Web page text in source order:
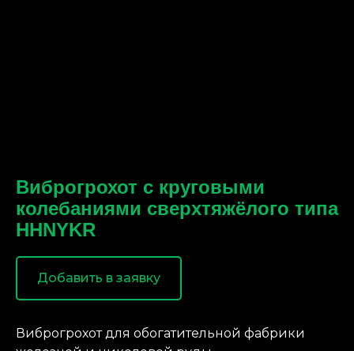
Виброгрохот с круговыми
колебаниями сверхтяжёлого типа
HHNYKR
Добавить в заявку
Виброгрохот для обогатительной фабрики